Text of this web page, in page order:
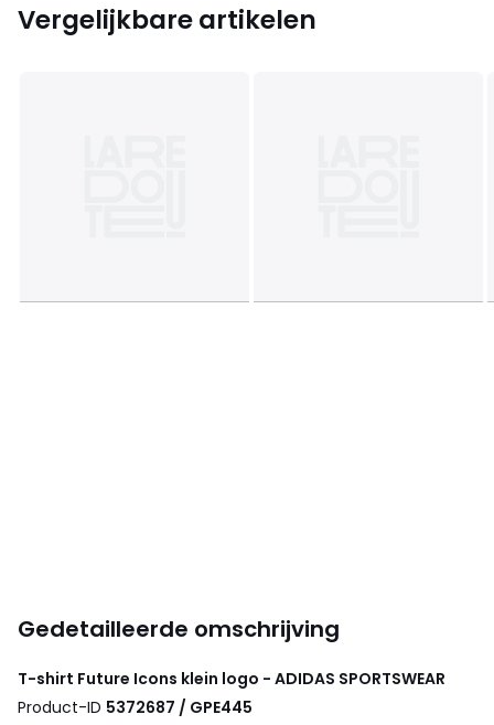
Vergelijkbare artikelen
Gedetailleerde omschrijving
T-shirt Future Icons klein logo - ADIDAS SPORTSWEAR
Product-ID 5372687 / GPE445